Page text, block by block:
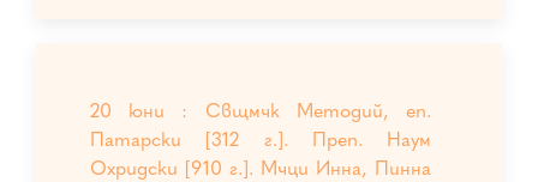
20 юни : Свщмчк Методий, еп.
Патарски [312 г.]. Преп. Наум
Охридски [910 г.]. Мчци Инна, Пинна